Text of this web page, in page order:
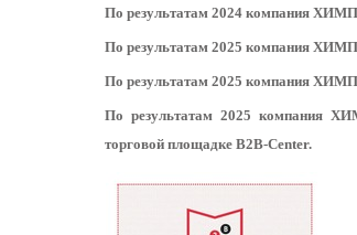
По результатам 2024 компания
По результатам 2025 компания
По результатам 2025 компания
По результатам 2025 компания
торговой площадке B2B-Center.